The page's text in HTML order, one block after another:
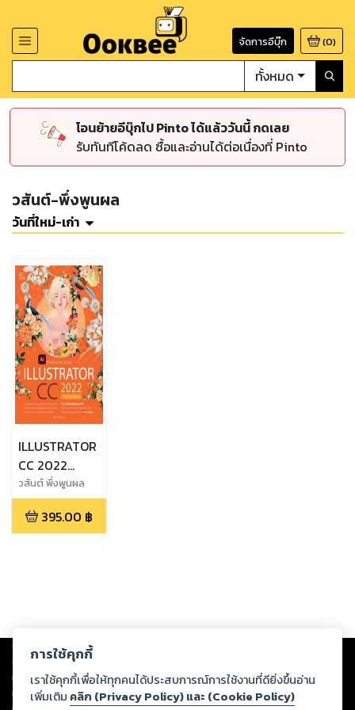
จัดการอีบุ๊ก (0)
ทั้งหมด
โอนย้ายอีบุ๊กไป Pinto ได้แล้ววันนี้ กดเลย
รับทันทีโค้ดลด ซื้อและอ่านได้ต่อเนื่องที่ Pinto
วสันต์-พึ่งพูนผล
วันที่ใหม่-เก่า
ILLUSTRATOR
CC 2022
Professionnal
Guide
วสันต์ พึ่งพูนผล
395.00 ฿
Copyright © 2026
ต่อผลงานหรือเนื้อหาใดที่อัปโหลดผ่านเว็บไซต์และปรากฏว่าละเมิดสิทธิใน
ทรัพย์สินทางปัญญาของบุคคลอื่นหรือขัดต่อกฎหมายและศีลธรรม ดังนั้น ผู้อ่าน
ทุกท่านโปรดใช้วิจารณญาณในการกลั่นกรองด้วยตนเอง และหากท่านพบว่าส่วน
การใช้คุกกี้
เราใช้คุกกี้เพื่อให้ทุกคนได้ประสบการณ์การใช้งานที่ดียิ่งขึ้นอ่าน
เพิ่มเติม คลิก (Privacy Policy) และ (Cookie Policy)